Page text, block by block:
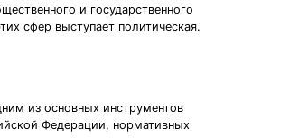
и государственного
сфер выступает политическая.
из основных инструментов
Федерации, нормативных